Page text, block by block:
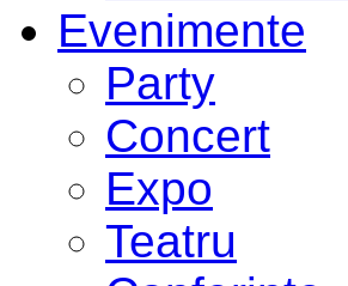
Evenimente
Party
Concert
Expo
Teatru